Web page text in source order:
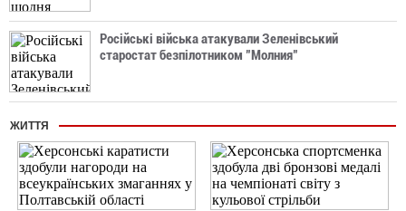
Російські війська атакували Зеленівський
старостат безпілотником "Молния"
ЖИТТЯ